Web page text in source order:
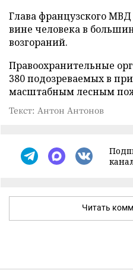
Глава французского
вине человека в
возгораний.
Правоохранительные
380 подозреваемых в
масштабным лесным
Текст: Антон Антонов
Читать